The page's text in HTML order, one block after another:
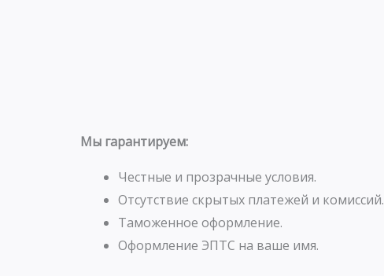
Мы гарантируем:
Честные и прозрачные условия.
Отсутствие скрытых платежей и комиссий.
Таможенное оформление.
Оформление ЭПТС на ваше имя.